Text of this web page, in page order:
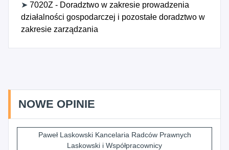
➤ 7020Z - Doradztwo w zakresie prowadzenia
działalności gospodarczej i pozostałe doradztwo w
zakresie zarządzania
NOWE OPINIE
Paweł Laskowski Kancelaria Radców Prawnych
Laskowski i Współpracownicy